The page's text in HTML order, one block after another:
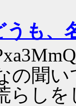
うも、
の聞
らし